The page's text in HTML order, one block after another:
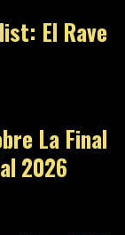
El Rave
La Final
2026
10